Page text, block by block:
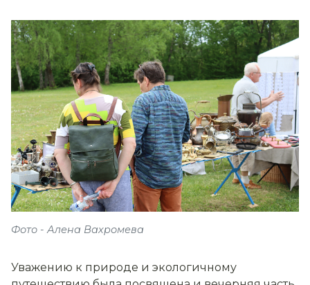
Фото - Алена Вахромева
Уважению к природе и экологичному